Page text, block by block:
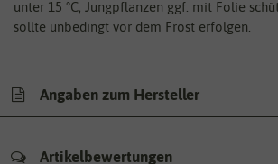
unter 15 °C, Jungpflanzen ggf. mit Folie
sollte unbedingt vor dem Frost erfolgen.
Angaben zum Hersteller
Artikelbewertungen